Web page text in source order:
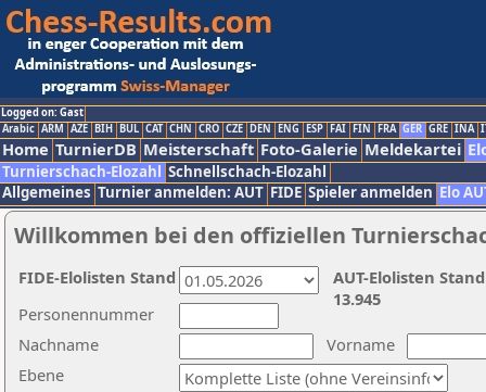
Logged on: Gast
Arabic ARM AZE BIH BUL CAT CHN CRO CZE DEN ENG ESP FAI FIN FRA GER GRE INA
Home TurnierDB Meisterschaft Foto-Galerie Meldekartei
Turnierschach-Elozahl Schnellschach-Elozahl
Allgemeines Turnier anmelden: AUT FIDE Spieler anmelden Elo
Willkommen bei den offiziellen
Nachname
Vorname
Ebene
Personennummer
AUT-Elolisten
13.945
FIDE-Elolisten Stand